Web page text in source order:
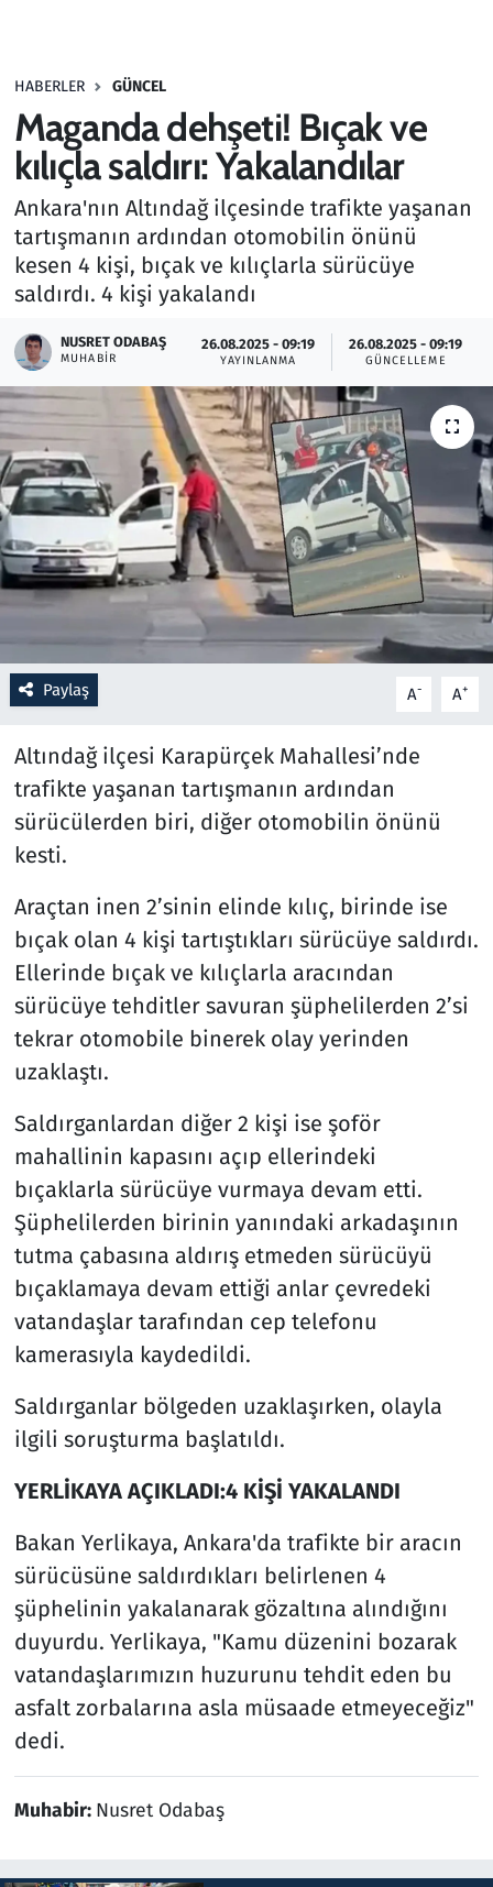
HABERLER GÜNCEL
Maganda dehşeti! Bıçak ve
kılıçla saldırı: Yakalandılar
Ankara'nın Altındağ ilçesinde trafikte yaşanan
tartışmanın ardından otomobilin önünü
kesen 4 kişi, bıçak ve kılıçlarla sürücüye
saldırdı. 4 kişi yakalandı
NUSRET ODABAŞ
MUHABIR
26.08.2025 - 09:19
YAYINLANMA
26.08.2025 - 09:19
GÜNCELLEME
Paylaş A- A+
Altındağ ilçesi Karapürçek Mahallesi’nde
trafikte yaşanan tartışmanın ardından
sürücülerden biri, diğer otomobilin önünü
kesti.
Araçtan inen 2’sinin elinde kılıç, birinde ise
bıçak olan 4 kişi tartıştıkları sürücüye saldırdı.
Ellerinde bıçak ve kılıçlarla aracından
sürücüye tehditler savuran şüphelilerden 2’si
tekrar otomobile binerek olay yerinden
uzaklaştı.
Saldırganlardan diğer 2 kişi ise şoför
mahallinin kapasını açıp ellerindeki
bıçaklarla sürücüye vurmaya devam etti.
Şüphelilerden birinin yanındaki arkadaşının
tutma çabasına aldırış etmeden sürücüyü
bıçaklamaya devam ettiği anlar çevredeki
vatandaşlar tarafından cep telefonu
kamerasıyla kaydedildi.
Saldırganlar bölgeden uzaklaşırken, olayla
ilgili soruşturma başlatıldı.
YERLİKAYA AÇIKLADI:4 KİŞİ YAKALANDI
Bakan Yerlikaya, Ankara'da trafikte bir aracın
sürücüsüne saldırdıkları belirlenen 4
şüphelinin yakalanarak gözaltına alındığını
duyurdu. Yerlikaya, "Kamu düzenini bozarak
vatandaşlarımızın huzurunu tehdit eden bu
asfalt zorbalarına asla müsaade etmeyeceğiz"
dedi.
Muhabir: Nusret Odabaş
Haber
Kültür Sanat
Kurumsal Haberler
Lezzet Durağı
Oyun
Ramazan
Resmi İlanlar
Rüya Tabirleri
Savunma Sanayi
Seçim 2023
Spor
Televizyon